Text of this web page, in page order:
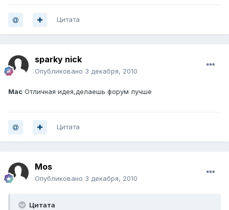
Цитата
sparky nick
Опубликовано 3 декабря, 2010
Mac Отличная идея,делаешь форум лучше
Цитата
Mos
Опубликовано 3 декабря, 2010
Цитата